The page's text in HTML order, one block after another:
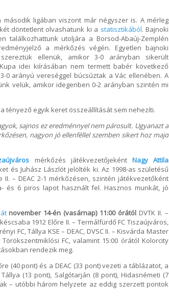
ligában viszont már négyszer is. A mérleg
döntetlent olvashatunk ki a statisztikából. Bajnoki
találkozhattunk utoljára a Borsod-Abaúj-Zemplén
a mérkőzés végén. Egyetlen bajnoki
ellenük, amikor 3-0 arányban sikerült
idei kiírásában nem termett babér következő
arányú vereséggel búcsúztak a Vác ellenében. A
velük, amikor idegenben 0-2 arányban szintén mi
tényező egyik keret összeállítását sem nehezíti.
sajnos ez eredménnyel nem párosult. Ugyanazt a
nagyon jó ellenféllel szemben sikert hoz majd
mérkőzés játékvezetőjeként Nagy Attila
és Juhász Lászlót jelölték ki. Az 1998-as születésű
II. – DEAC 2-1 mérkőzésen, szintén játékvezetőként
és 6 piros lapot használt fel. Hasznos munkát, jó
november 14-én (vasárnap) 11:00 órától DVTK II. –
1912 Előre II. – Termálfürdő FC Tiszaújváros,
FC, Tállya KSE – DEAC, DVSC II. – Kisvárda Master
FC, valamint 15:00 órától Kolorcity
rendezik meg.
(40 pont) és a DEAC (33 pont) vezeti a táblázatot, a
(13 pont), Salgótarján (8 pont), Hidasnémeti (7
– utóbbi három helyzete az eddig szerzett pontok